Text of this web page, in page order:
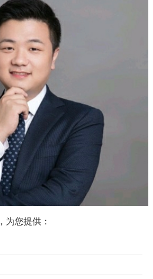
，为您提供：